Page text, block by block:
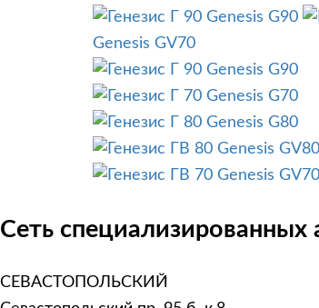
Genesis G90
Genesis GV70
Genesis G90
Genesis G70
Genesis G80
Genesis GV80
Genesis GV70
Сеть специализированных
СЕВАСТОПОЛЬСКИЙ